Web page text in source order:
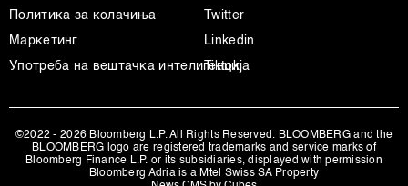
Политика за колачиња
Маркетинг
Употреба на вештачка интелигенција
Twitter
Linkedin
Tiktok
©2022 - 2026 Bloomberg L.P. All Rights Reserved. BLOOMBERG and the
BLOOMBERG logo are registered trademarks and service marks of
Bloomberg Finance L.P. or its subsidiaries, displayed with permission
Bloomberg Adria is a Mtel Swiss SA Property